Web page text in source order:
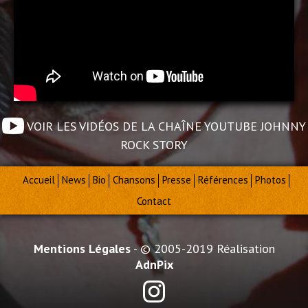
VOIR LES VIDÉOS DE LA CHAÎNE YOUTUBE JOHNNY
ROCK STORY
Accueil News Bio Chansons Presse Références Photos
Contact
Mentions Légales- © 2005-2019 Réalisation
AdnPix